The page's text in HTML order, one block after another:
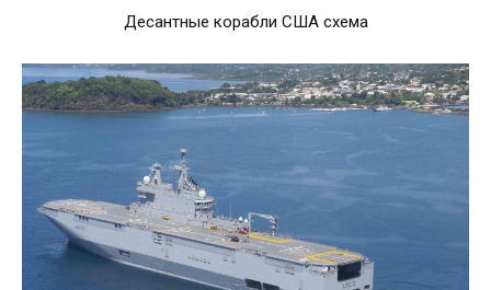
Десантные корабли США схема